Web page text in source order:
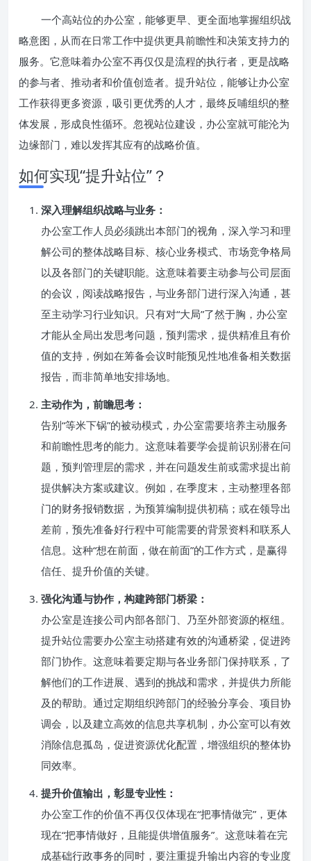
一个高站位的办公室，能够更早、更全面地掌握组织战
略意图，从而在日常工作中提供更具前瞻性和决策支持力的
服务。它意味着办公室不再仅仅是流程的执行者，更是战略
的参与者、推动者和价值创造者。提升站位，能够让办公室
工作获得更多资源，吸引更优秀的人才，最终反哺组织的整
体发展，形成良性循环。忽视站位建设，办公室就可能沦为
边缘部门，难以发挥其应有的战略价值。
如何实现“提升站位”？
深入理解组织战略与业务：
办公室工作人员必须跳出本部门的视角，深入学习和理
解公司的整体战略目标、核心业务模式、市场竞争格局
以及各部门的关键职能。这意味着要主动参与公司层面
的会议，阅读战略报告，与业务部门进行深入沟通，甚
至主动学习行业知识。只有对“大局”了然于胸，办公室
才能从全局出发思考问题，预判需求，提供精准且有价
值的支持，例如在筹备会议时能预见性地准备相关数据
报告，而非简单地安排场地。
主动作为，前瞻思考：
告别“等米下锅”的被动模式，办公室需要培养主动服务
和前瞻性思考的能力。这意味着要学会提前识别潜在问
题，预判管理层的需求，并在问题发生前或需求提出前
提供解决方案或建议。例如，在季度末，主动整理各部
门的财务报销数据，为预算编制提供初稿；或在领导出
差前，预先准备好行程中可能需要的背景资料和联系人
信息。这种“想在前面，做在前面”的工作方式，是赢得
信任、提升价值的关键。
强化沟通与协作，构建跨部门桥梁：
办公室是连接公司内部各部门、乃至外部资源的枢纽。
提升站位需要办公室主动搭建有效的沟通桥梁，促进跨
部门协作。这意味着要定期与各业务部门保持联系，了
解他们的工作进展、遇到的挑战和需求，并提供力所能
及的帮助。通过定期组织跨部门的经验分享会、项目协
调会，以及建立高效的信息共享机制，办公室可以有效
消除信息孤岛，促进资源优化配置，增强组织的整体协
同效率。
提升价值输出，彰显专业性：
办公室工作的价值不再仅仅体现在“把事情做完”，更体
现在“把事情做好，且能提供增值服务”。这意味着在完
成基础行政事务的同时，要注重提升输出内容的专业度